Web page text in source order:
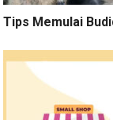
Tips Memulai